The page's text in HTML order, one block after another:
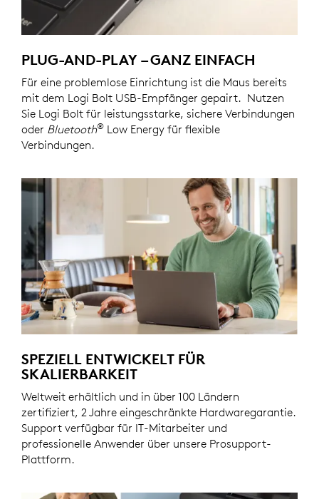
PLUG-AND-PLAY – GANZ EINFACH
Für eine problemlose Einrichtung ist die Maus bereits
mit dem Logi Bolt USB-Empfänger gepairt. Nutzen
Sie Logi Bolt für leistungsstarke, sichere Verbindungen
oder Bluetooth® Low Energy für flexible
Verbindungen.
SPEZIELL ENTWICKELT FÜR
SKALIERBARKEIT
Weltweit erhältlich und in über 100 Ländern
zertifiziert, 2 Jahre eingeschränkte Hardwaregarantie.
Support verfügbar für IT-Mitarbeiter und
professionelle Anwender über unsere Prosupport-
Plattform.